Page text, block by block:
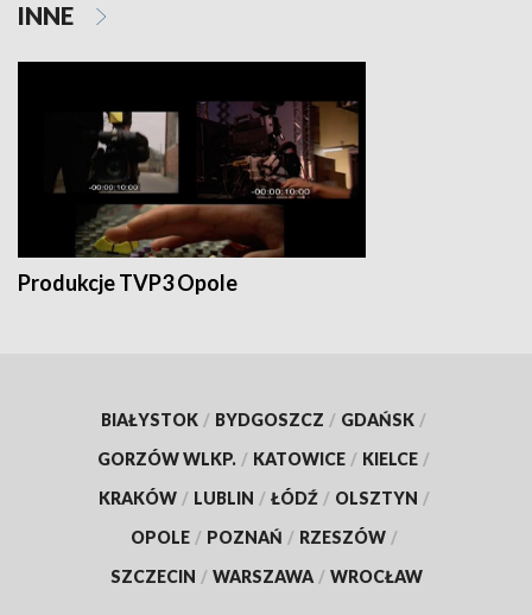
INNE
Produkcje TVP3 Opole
BIAŁYSTOK / BYDGOSZCZ / GDAŃSK /
GORZÓW WLKP. / KATOWICE / KIELCE /
KRAKÓW / LUBLIN / ŁÓDŹ / OLSZTYN /
OPOLE / POZNAŃ / RZESZÓW /
SZCZECIN / WARSZAWA / WROCŁAW